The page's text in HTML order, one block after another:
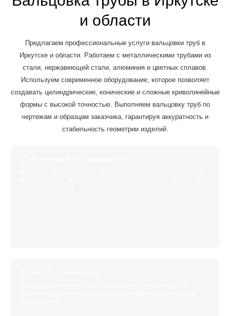
и области
Предлагаем профессиональные услуги вальцовки труб в
Иркутске и области. Работаем с металлическими трубами из
стали, нержавеющей стали, алюминия и цветных сплавов.
Используем современное оборудование, которое позволяет
создавать цилиндрические, конические и сложные криволинейные
формы с высокой точностью. Выполняем вальцовку труб по
чертежам и образцам заказчика, гарантируя аккуратность и
стабильность геометрии изделий.